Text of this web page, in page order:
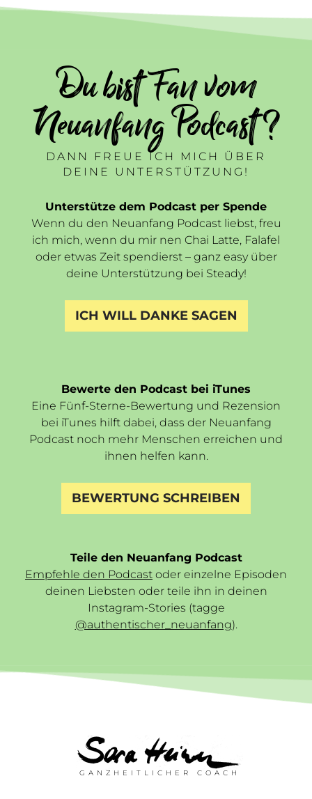
Du bist Fan vom
Neuanfang Podcast ?
DANN FREUE ICH MICH ÜBER
DEINE UNTERSTÜTZUNG!
Unterstütze dem Podcast per Spende
Wenn du den Neuanfang Podcast liebst, freu
ich mich, wenn du mir nen Chai Latte, Falafel
oder etwas Zeit spendierst – ganz easy über
deine Unterstützung bei Steady!
ICH WILL DANKE SAGEN
Bewerte den Podcast bei iTunes
Eine Fünf-Sterne-Bewertung und Rezension
bei iTunes hilft dabei, dass der Neuanfang
Podcast noch mehr Menschen erreichen und
ihnen helfen kann.
BEWERTUNG SCHREIBEN
Teile den Neuanfang Podcast
Empfehle den Podcast oder einzelne Episoden
deinen Liebsten oder teile ihn in deinen
Instagram-Stories (tagge
@authentischer_neuanfang).
GANZHEITLICHER COACH